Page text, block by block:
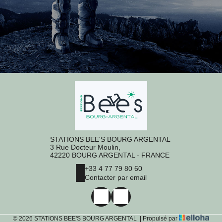
STATIONS BEE'S BOURG ARGENTAL
3 Rue Docteur Moulin,
42220 BOURG ARGENTAL - FRANCE
+33 4 77 79 80 60
Contacter par email
© 2026 STATIONS BEE'S BOURG ARGENTAL Propulsé par